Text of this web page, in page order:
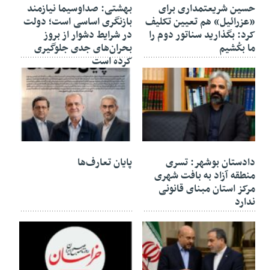
حسین شریعتمداری برای
«عزرائیل» هم تعیین تکلیف
کرد: بگذارید سناتور دوم را
ما بکُشیم
بهشتی: صداوسیما نیازمند
بازنگری اساسی است؛ دولت
در شرایط دشوار از بروز
بحران‌های جدی جلوگیری
کرده است
دادستان بوشهر: تسری
منطقه آزاد به بافت شهری
مرکز استان مبنای قانونی
ندارد
پایان تعارف‌ها